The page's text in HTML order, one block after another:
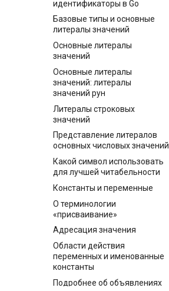
идентификаторы в Go
Базовые типы и основные
литералы значений
Основные литералы
значений
Основные литералы
значений: литералы
значений рун
Литералы строковых
значений
Представление литералов
основных числовых значений
Какой символ использовать
для лучшей читабельности
Константы и переменные
О терминологии
«присваивание»
Адресация значения
Области действия
переменных и именованные
константы
Подробнее об объявлениях